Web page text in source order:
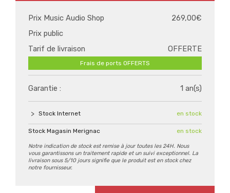
Prix Music Audio Shop
269,00€
Prix public
Tarif de livraison
OFFERTE
Frais de ports OFFERTS
Garantie : 1 an(s)
Stock Internet en stock
Stock Magasin Merignac en stock
Notre indication de stock est remise à jour toutes les 24H. Nous
vous garantissons un traitement rapide et un suivi exceptionnel. La
livraison sous 5/10 jours signifie que le produit est en stock chez
notre fournisseur.